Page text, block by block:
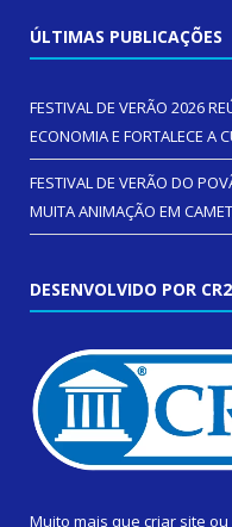
ÚLTIMAS PUBLICAÇÕES
FESTIVAL DE VERÃO 2026
ECONOMIA E FORTALECE A
FESTIVAL DE VERÃO DO
MUITA ANIMAÇÃO EM
DESENVOLVIDO POR CR2
Muito mais que criar site ou